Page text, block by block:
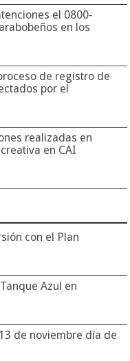
el 0800-
en los
de registro de
por el
realizadas en
en CAI
con el Plan
Azul en
de noviembre día de